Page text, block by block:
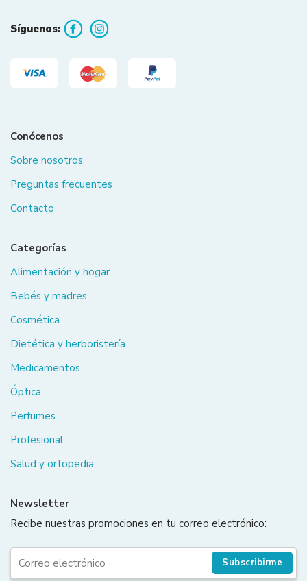
Síguenos:
Conócenos
Sobre nosotros
Preguntas frecuentes
Contacto
Categorías
Alimentación y hogar
Bebés y madres
Cosmética
Dietética y herboristería
Medicamentos
Óptica
Perfumes
Profesional
Salud y ortopedia
Newsletter
Recibe nuestras promociones en tu correo electrónico:
Subscribirme